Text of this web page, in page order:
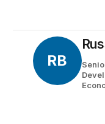
RB